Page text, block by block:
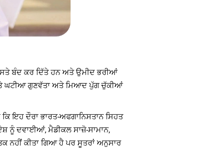
ਰਸਤੇ ਬੰਦ ਕਰ ਦਿੱਤੇ ਹਨ ਅਤੇ ਉਮੀਦ ਭਰੀਆਂ
'ਤੇ ਘਟੀਆ ਗੁਣਵੱਤਾ ਅਤੇ ਮਿਆਦ ਪੁੱਗ ਚੁੱਕੀਆਂ
ਇਹ ਦੌਰਾ ਭਾਰਤ-ਅਫਗਾਨਿਸਤਾਨ ਸਿਹਤ
ਨੂੰ ਦਵਾਈਆਂ, ਮੈਡੀਕਲ ਸਾਜ਼ੋ-ਸਾਮਾਨ,
ਨਹੀਂ ਕੀਤਾ ਗਿਆ ਹੈ ਪਰ ਸੂਤਰਾਂ ਅਨੁਸਾਰ